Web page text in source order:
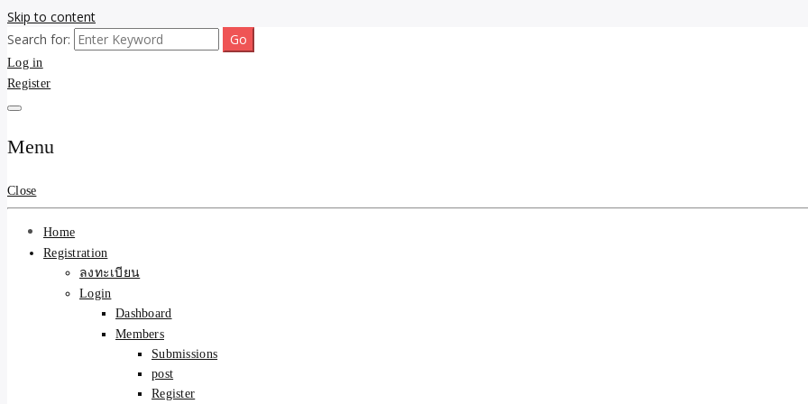
Skip to content
รับจ้างโพสต์ขายบ้าน ขายของ ติดหน้าแรก Google Ai
ความคุ้มค่า "ถูกและดีมีอยู่จริง" (เหมาะกับพ่อค้าแม่ค้า)
การันตีงานดี 100% ✨
ขายบ้านไม่ออก ขายสินค้าไม่ได้ บอกเรา! รับจ้างลงโพสต์อสังหาฯ รับโพสเว็บบอร์ดSEO ดันติดหน้าแรก Google AI ชัวร์ 🎯 … ให้เราจัดการให้! ด้วยร
Search for:
Log in
Register
Menu
Close
Home
Registration
ลงทะเบียน
Login
Dashboard
Members
Submissions
post
Register